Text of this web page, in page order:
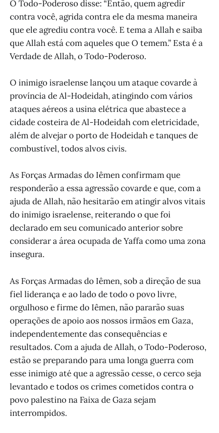
O Todo-Poderoso disse: “Então, quem agredir
contra você, agrida contra ele da mesma maneira
que ele agrediu contra você. E tema a Allah e saiba
que Allah está com aqueles que O temem.” Esta é a
Verdade de Allah, o Todo-Poderoso.
O inimigo israelense lançou um ataque covarde à
província de Al-Hodeidah, atingindo com vários
ataques aéreos a usina elétrica que abastece a
cidade costeira de Al-Hodeidah com eletricidade,
além de alvejar o porto de Hodeidah e tanques de
combustível, todos alvos civis.
As Forças Armadas do Iêmen confirmam que
responderão a essa agressão covarde e que, com a
ajuda de Allah, não hesitarão em atingir alvos vitais
do inimigo israelense, reiterando o que foi
declarado em seu comunicado anterior sobre
considerar a área ocupada de Yaffa como uma zona
insegura.
As Forças Armadas do Iêmen, sob a direção de sua
fiel liderança e ao lado de todo o povo livre,
orgulhoso e firme do Iêmen, não pararão suas
operações de apoio aos nossos irmãos em Gaza,
independentemente das consequências e
resultados. Com a ajuda de Allah, o Todo-Poderoso,
estão se preparando para uma longa guerra com
esse inimigo até que a agressão cesse, o cerco seja
levantado e todos os crimes cometidos contra o
povo palestino na Faixa de Gaza sejam
interrompidos.